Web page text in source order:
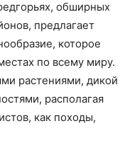
обширных
предлагает
которое
по всему миру.
растениями, дикой
располагая
как походы,